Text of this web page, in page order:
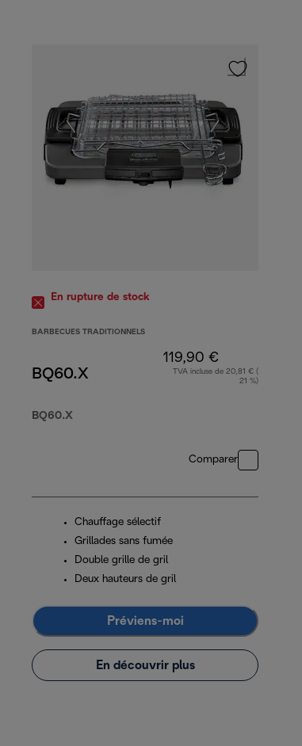
En rupture de stock
BARBECUES TRADITIONNELS
BQ60.X
BQ60.X
119,90 €
TVA incluse de 20,81 € (
21 %)
Comparer
Chauffage sélectif
Grillades sans fumée
Double grille de gril
Deux hauteurs de gril
Préviens-moi
En découvrir plus